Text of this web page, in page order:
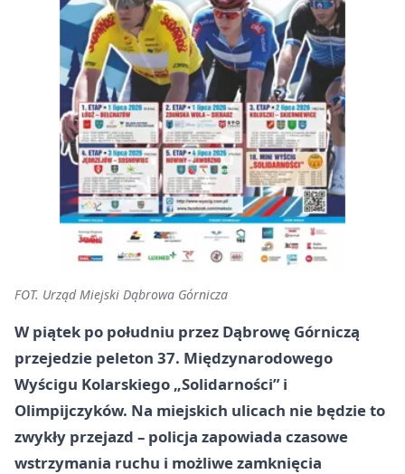
FOT. Urząd Miejski Dąbrowa Górnicza
W piątek po południu przez Dąbrowę Górniczą
przejedzie peleton 37. Międzynarodowego
Wyścigu Kolarskiego „Solidarności” i
Olimpijczyków. Na miejskich ulicach nie będzie to
zwykły przejazd – policja zapowiada czasowe
wstrzymania ruchu i możliwe zamknięcia